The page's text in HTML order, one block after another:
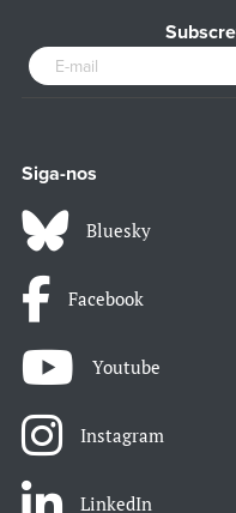
Siga-nos
Bluesky
Facebook
Youtube
Instagram
LinkedIn